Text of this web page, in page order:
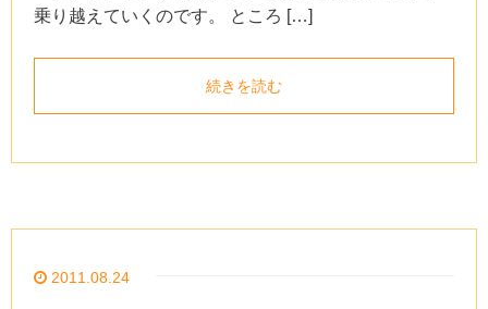
乗り越えていくのです。 ところ […]
続きを読む
2011.08.24